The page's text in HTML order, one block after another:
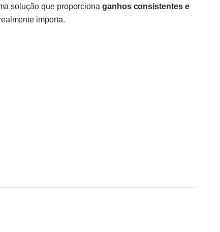
solução que proporciona ganhos consistentes e
importa.